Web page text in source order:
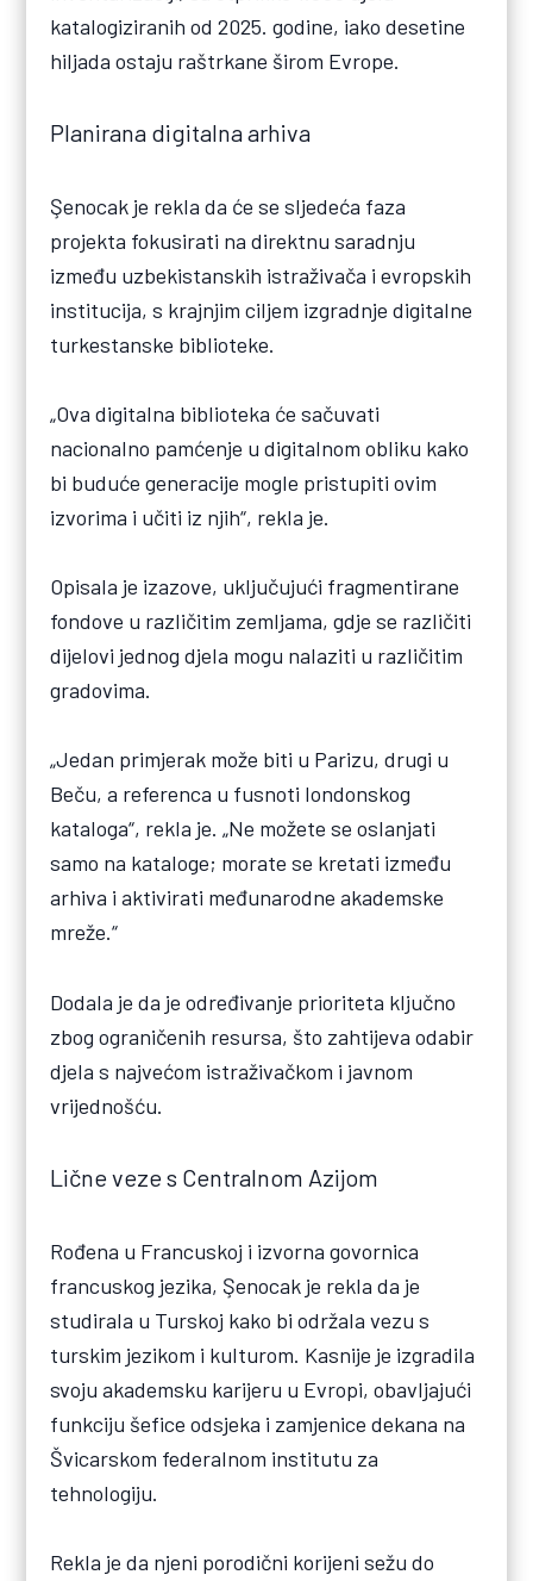
katalogiziranih od 2025. godine, iako desetine
hiljada ostaju raštrkane širom Evrope.
Planirana digitalna arhiva
Şenocak je rekla da će se sljedeća faza
projekta fokusirati na direktnu saradnju
između uzbekistanskih istraživača i evropskih
institucija, s krajnjim ciljem izgradnje digitalne
turkestanske biblioteke.
„Ova digitalna biblioteka će sačuvati
nacionalno pamćenje u digitalnom obliku kako
bi buduće generacije mogle pristupiti ovim
izvorima i učiti iz njih“, rekla je.
Opisala je izazove, uključujući fragmentirane
fondove u različitim zemljama, gdje se različiti
dijelovi jednog djela mogu nalaziti u različitim
gradovima.
„Jedan primjerak može biti u Parizu, drugi u
Beču, a referenca u fusnoti londonskog
kataloga“, rekla je. „Ne možete se oslanjati
samo na kataloge; morate se kretati između
arhiva i aktivirati međunarodne akademske
mreže.“
Dodala je da je određivanje prioriteta ključno
zbog ograničenih resursa, što zahtijeva odabir
djela s najvećom istraživačkom i javnom
vrijednošću.
Lične veze s Centralnom Azijom
Rođena u Francuskoj i izvorna govornica
francuskog jezika, Şenocak je rekla da je
studirala u Turskoj kako bi održala vezu s
turskim jezikom i kulturom. Kasnije je izgradila
svoju akademsku karijeru u Evropi, obavljajući
funkciju šefice odsjeka i zamjenice dekana na
Švicarskom federalnom institutu za
tehnologiju.
Rekla je da njeni porodični korijeni sežu do